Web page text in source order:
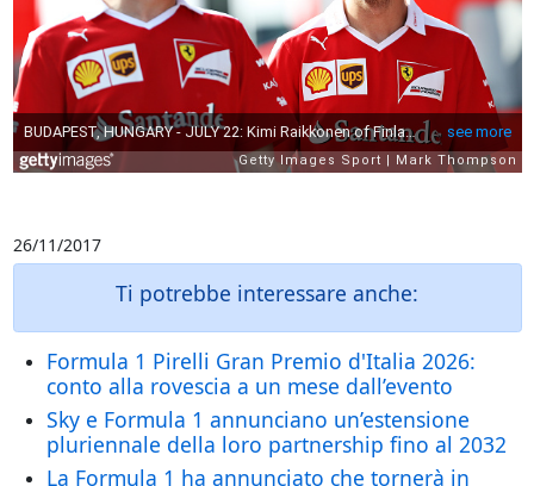
26/11/2017
Ti potrebbe interessare anche:
Formula 1 Pirelli Gran Premio d'Italia 2026:
conto alla rovescia a un mese dall’evento
Sky e Formula 1 annunciano un’estensione
pluriennale della loro partnership fino al 2032
La Formula 1 ha annunciato che tornerà in